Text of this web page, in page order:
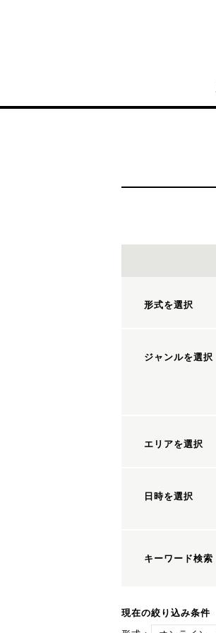
形式を選択
ジャンルを選択
エリアを選択
日時を選択
キーワード検索
現在の絞り込み条件